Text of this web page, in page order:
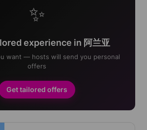
✨
experience in 阿兰亚
want — hosts will send you personal
offers
Get tailored offers